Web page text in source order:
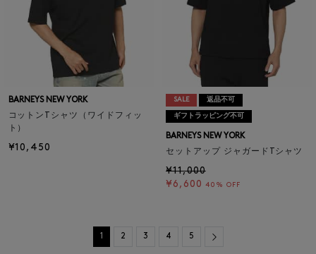
BARNEYS NEW YORK
コットンTシャツ（ワイドフィッ
ト）
¥10,450
SALE 返品不可
ギフトラッピング不可
BARNEYS NEW YORK
セットアップ ジャガードTシャツ
¥11,000
¥6,600 40% OFF
1 2 3 4 5 Next